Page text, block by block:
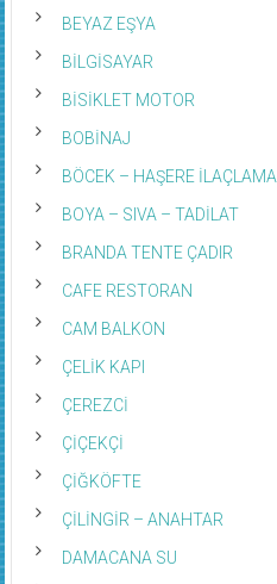
BEYAZ EŞYA
BİLGİSAYAR
BİSİKLET MOTOR
BOBİNAJ
BÖCEK – HAŞERE İLAÇLAMA
BOYA – SIVA – TADİLAT
BRANDA TENTE ÇADIR
CAFE RESTORAN
CAM BALKON
ÇELİK KAPI
ÇEREZCİ
ÇİÇEKÇİ
ÇİĞKÖFTE
ÇİLİNGİR – ANAHTAR
DAMACANA SU